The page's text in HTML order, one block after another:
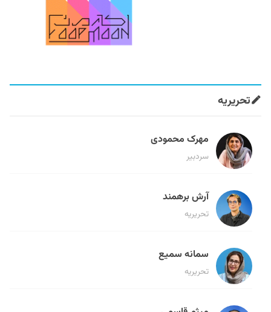
تحریریه
مهرک محمودی
سردبیر
آرش برهمند
تحریریه
سمانه سمیع
تحریریه